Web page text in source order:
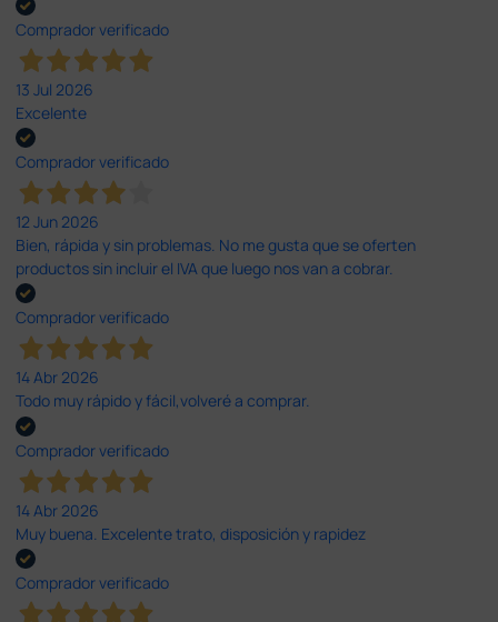
Comprador verificado
13 Jul 2026
Excelente
Comprador verificado
12 Jun 2026
Bien, rápida y sin problemas. No me gusta que se oferten
productos sin incluir el IVA que luego nos van a cobrar.
Comprador verificado
14 Abr 2026
Todo muy rápido y fácil,volveré a comprar.
Comprador verificado
14 Abr 2026
Muy buena. Excelente trato, disposición y rapidez
Comprador verificado